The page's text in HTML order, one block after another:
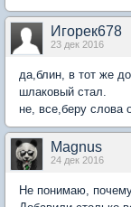
Игорек678
23 дек 2016
да,блин, в тот же
шлаковый стал.
не, все,беру слова
Magnus
24 дек 2016
Не понимаю,